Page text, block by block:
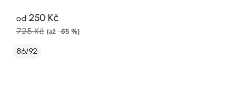
od 250 Kč
725 Kč (až –65 %)
86/92